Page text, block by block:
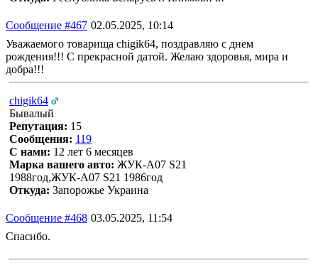
Сообщение #467 02.05.2025, 10:14
Уважаемого товарища chigik64, поздравляю с днем
рождения!!! С прекрасной датой. Желаю здоровья, мира и
добра!!!
chigik64
Бывалый
Репутация: 15
Сообщения: 119
С нами: 12 лет 6 месяцев
Марка вашего авто: ЖУК-А07 S21
1988год,ЖУК-А07 S21 1986год
Откуда: Запорожье Украина
Сообщение #468 03.05.2025, 11:54
Спасибо.